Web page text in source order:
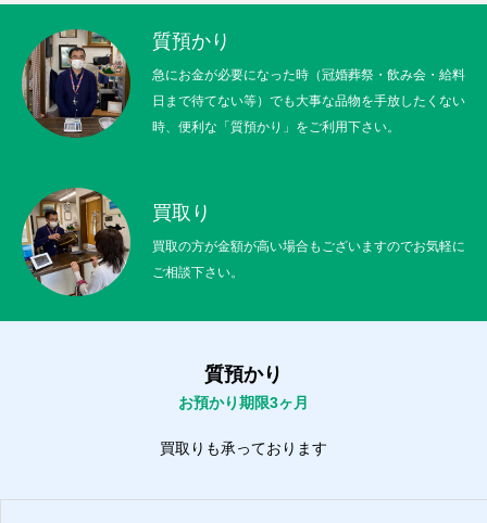
質預かり
急にお金が必要になった時（冠婚葬祭・飲み会・給料
日まで待てない等）でも大事な品物を手放したくない
時、便利な「質預かり」をご利用下さい。
買取り
買取の方が金額が高い場合もございますのでお気軽に
ご相談下さい。
質預かり
お預かり期限3ヶ月
買取りも承っております